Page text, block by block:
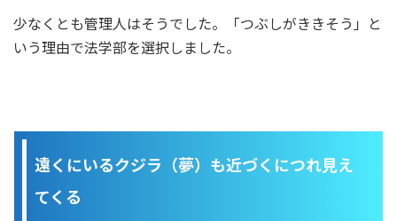
少なくとも管理人はそうでした。「つぶしがききそう」と
いう理由で法学部を選択しました。
遠くにいるクジラ（夢）も近づくにつれ見え
てくる